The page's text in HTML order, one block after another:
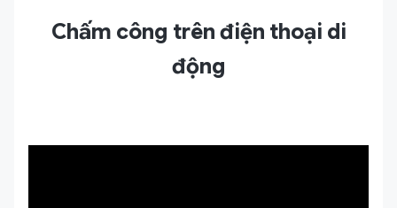
Chấm công trên điện thoại di
động